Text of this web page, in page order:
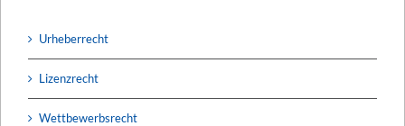
Urheberrecht
Lizenzrecht
Wettbewerbsrecht